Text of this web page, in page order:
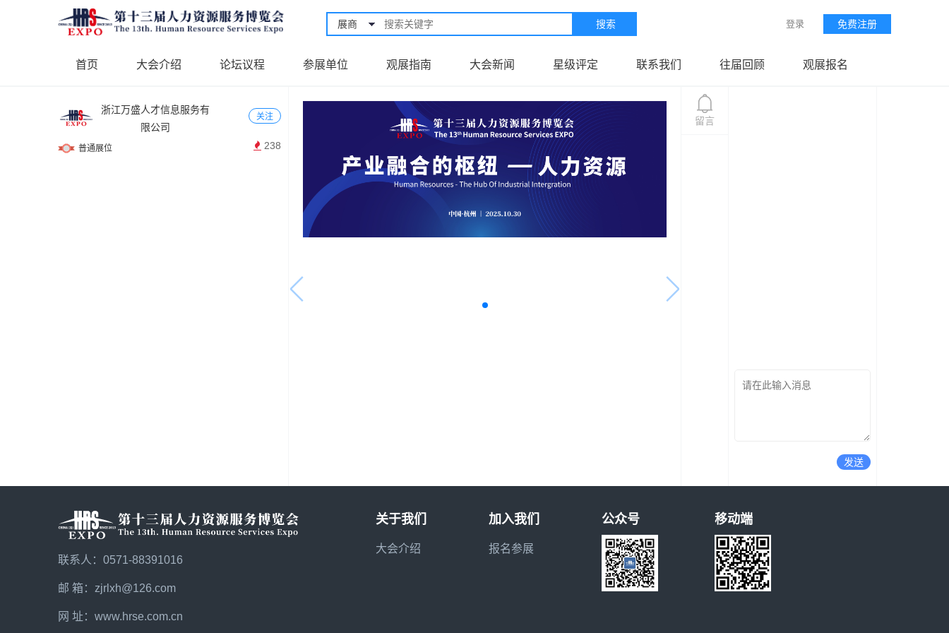
搜索
展商 登录 免费注册
首页 大会介绍 论坛议程 参展单位 观展指南 大会新闻 星级评定 联系我们 往届回顾 观展报名
浙江万盛人才信息服务有
限公司
关注
普通展位 238
留言
发送
联系人：0571-88391016
邮 箱：zjrlxh@126.com
网 址： www.hrse.com.cn
关于我们
大会介绍
加入我们
报名参展
公众号 移动端